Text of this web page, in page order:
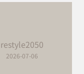
restyle2050
2026-07-06